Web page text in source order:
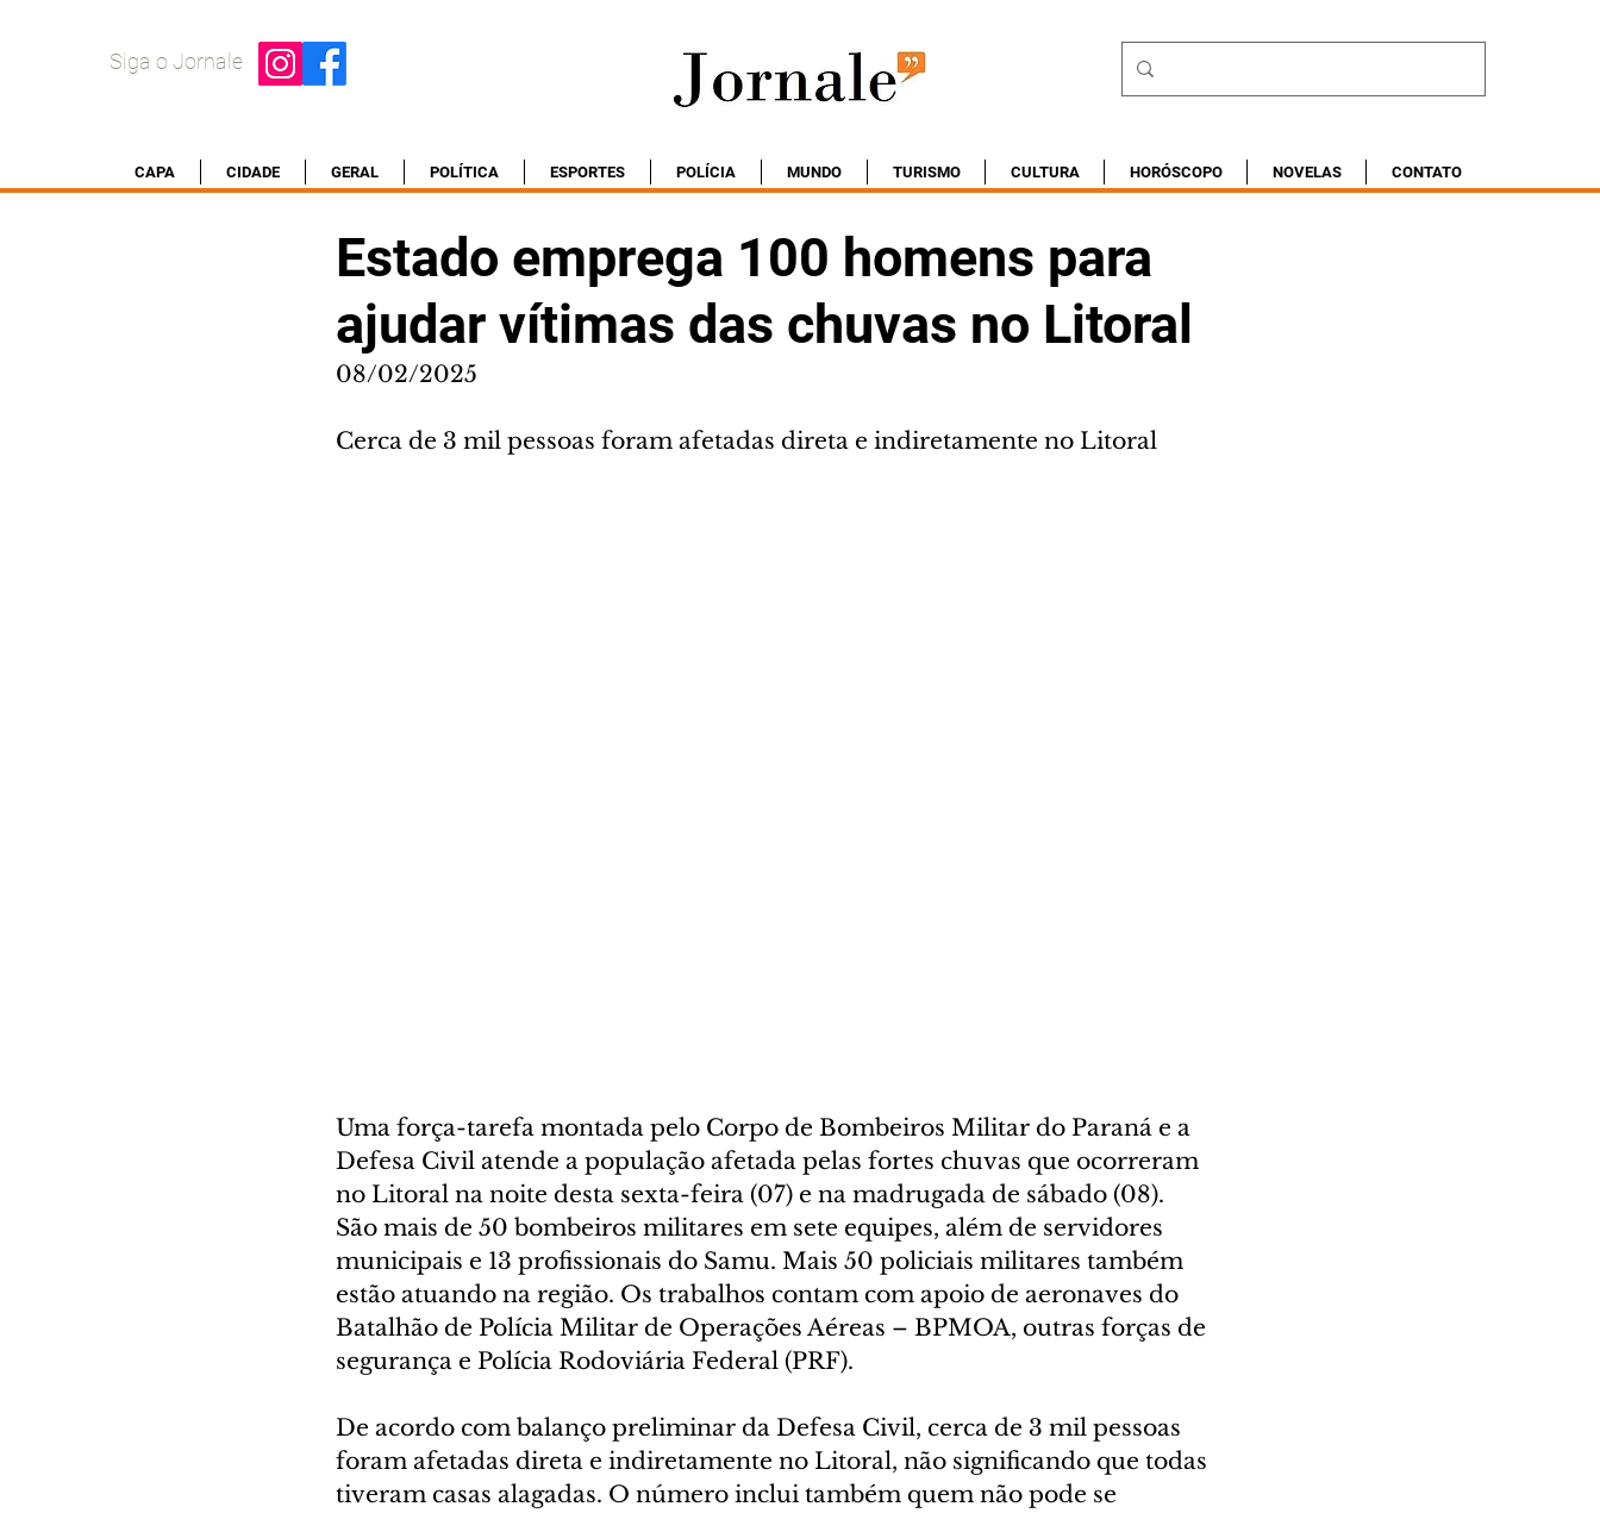
Siga o Jornale
CAPA CIDADE GERAL POLÍTICA ESPORTES POLÍCIA MUNDO TURISMO CULTURA HORÓSCOPO NOVELAS CONTATO
Estado emprega 100 homens para
ajudar vítimas das chuvas no Litoral
08/02/2025
Cerca de 3 mil pessoas foram afetadas direta e indiretamente no Litoral
Uma força-tarefa montada pelo Corpo de Bombeiros Militar do Paraná e a
Defesa Civil atende a população afetada pelas fortes chuvas que ocorreram
no Litoral na noite desta sexta-feira (07) e na madrugada de sábado (08).
São mais de 50 bombeiros militares em sete equipes, além de servidores
municipais e 13 profissionais do Samu. Mais 50 policiais militares também
estão atuando na região. Os trabalhos contam com apoio de aeronaves do
Batalhão de Polícia Militar de Operações Aéreas – BPMOA, outras forças de
segurança e Polícia Rodoviária Federal (PRF).
De acordo com balanço preliminar da Defesa Civil, cerca de 3 mil pessoas
foram afetadas direta e indiretamente no Litoral, não significando que todas
tiveram casas alagadas. O número inclui também quem não pode se